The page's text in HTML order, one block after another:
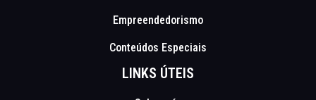
Empreendedorismo
Conteúdos Especiais
LINKS ÚTEIS